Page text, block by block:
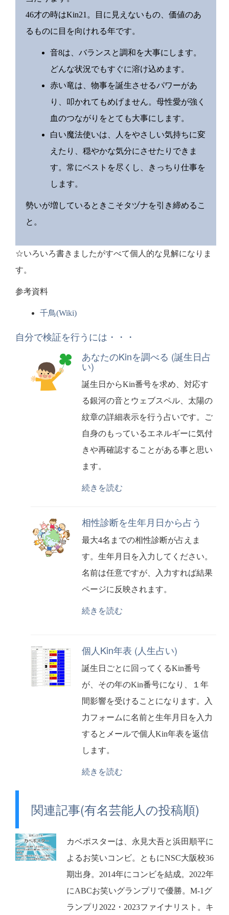
46才の時はKin21。目に見えないもの、価値のあ
るものに目を向けれる年です。
音8は、バランスと調和を大事にします。
どんな状況でもすぐに溶け込めます。
赤い竜は、物事を誕生させるパワーがあ
り、叩かれてもめげません。母性愛が強く
血のつながりをとても大事にします。
白い魔法使いは、人をやさしい気持ちに変
えたり、穏やかな気分にさせたりできま
す。常にベストを尽くし、きっちり仕事を
します。
勢いが増しているときこそタヅナを引き締めるこ
と。
☆いろいろ書きましたがすべて個人的な見解になりま
す。
参考資料
千鳥(Wiki)
自分で検証を行うには・・・
あなたのKinを調べる (誕生日占
い)
誕生日からKin番号を求め、対応す
る銀河の音とウェブスペル、太陽の
紋章の詳細表示を行う占いです。ご
自身のもっているエネルギーに気付
きや再確認することがある事と思い
ます。
続きを読む
相性診断を生年月日から占う
最大4名までの相性診断が占えま
す。生年月日を入力してください。
名前は任意ですが、入力すれば結果
ページに反映されます。
続きを読む
個人Kin年表 (人生占い)
誕生日ごとに回ってくるKin番号
が、その年のKin番号になり、１年
間影響を受けることになります。入
力フォームに名前と生年月日を入力
するとメールで個人Kin年表を返信
します。
続きを読む
関連記事(有名芸能人の投稿順)
カベポスターは、永見大吾と浜田順平に
よるお笑いコンビ。ともにNSC大阪校36
期出身。2014年にコンビを結成。2022年
にABCお笑いグランプリで優勝。M-1グ
ランプリ2022・2023ファイナリスト。キ